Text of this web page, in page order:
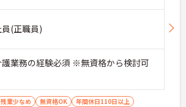
(正職員)
業務の経験必須 ※無資格から検討可
残業少なめ 無資格OK
年間休日110日以上